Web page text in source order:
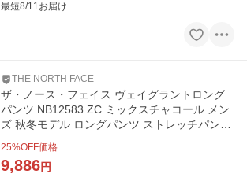
最短8/11お届け
THE NORTH FACE
ザ・ノース・フェイス ヴェイグラントロング
パンツ NB12583 ZC ミックスチャコール メン
ズ 秋冬モデル ロングパンツ ストレッチパンツ
25%OFF価格
9,886円